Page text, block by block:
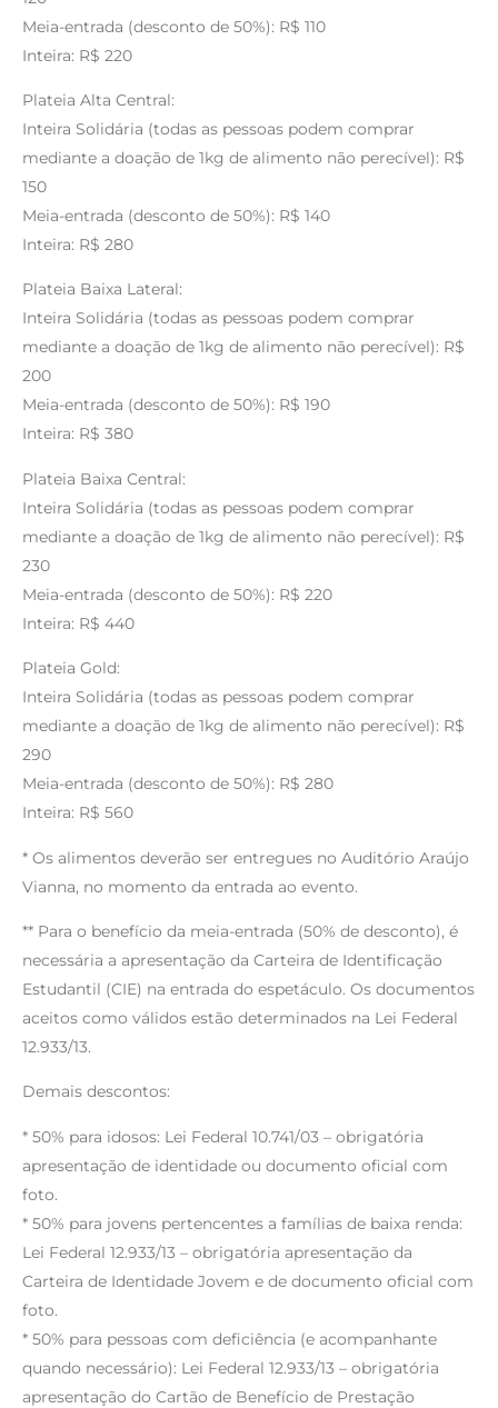
Meia-entrada (desconto de 50%): R$ 110
Inteira: R$ 220
Plateia Alta Central:
Inteira Solidária (todas as pessoas podem comprar
mediante a doação de 1kg de alimento não perecível): R$
150
Meia-entrada (desconto de 50%): R$ 140
Inteira: R$ 280
Plateia Baixa Lateral:
Inteira Solidária (todas as pessoas podem comprar
mediante a doação de 1kg de alimento não perecível): R$
200
Meia-entrada (desconto de 50%): R$ 190
Inteira: R$ 380
Plateia Baixa Central:
Inteira Solidária (todas as pessoas podem comprar
mediante a doação de 1kg de alimento não perecível): R$
230
Meia-entrada (desconto de 50%): R$ 220
Inteira: R$ 440
Plateia Gold:
Inteira Solidária (todas as pessoas podem comprar
mediante a doação de 1kg de alimento não perecível): R$
290
Meia-entrada (desconto de 50%): R$ 280
Inteira: R$ 560
* Os alimentos deverão ser entregues no Auditório Araújo
Vianna, no momento da entrada ao evento.
** Para o benefício da meia-entrada (50% de desconto), é
necessária a apresentação da Carteira de Identificação
Estudantil (CIE) na entrada do espetáculo. Os documentos
aceitos como válidos estão determinados na Lei Federal
12.933/13.
Demais descontos:
* 50% para idosos: Lei Federal 10.741/03 – obrigatória
apresentação de identidade ou documento oficial com
foto.
* 50% para jovens pertencentes a famílias de baixa renda:
Lei Federal 12.933/13 – obrigatória apresentação da
Carteira de Identidade Jovem e de documento oficial com
foto.
* 50% para pessoas com deficiência (e acompanhante
quando necessário): Lei Federal 12.933/13 – obrigatória
apresentação do Cartão de Benefício de Prestação